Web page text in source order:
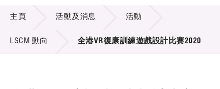
技術商品化
項目及資助計劃
活動及消息
活動及消息
主頁 活動及消息 活動
LSCM 動向 全港VR復康訓練遊戲設計比賽2020